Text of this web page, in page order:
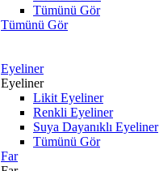
Tümünü Gör
Tümünü Gör
Eyeliner
Eyeliner
Likit Eyeliner
Renkli Eyeliner
Suya Dayanıklı Eyeliner
Tümünü Gör
Far